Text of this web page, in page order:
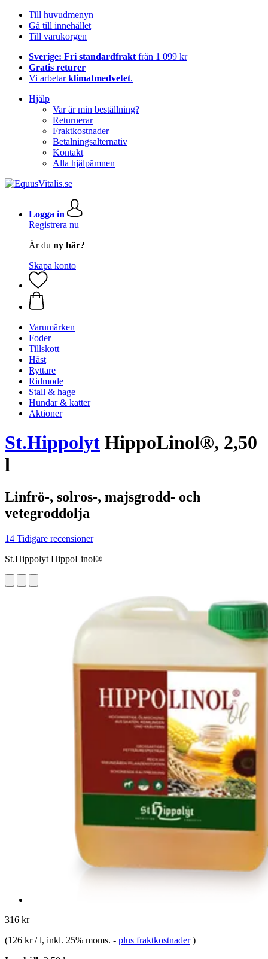
Till huvudmenyn
Gå till innehållet
Till varukorgen
Sverige: Fri standardfrakt från 1 099 kr
Gratis returer
Vi arbetarklimatmedvetet.
Hjälp
Var är min beställning?
Returnerar
Fraktkostnader
Betalningsalternativ
Kontakt
Alla hjälpämnen
Logga in
Registrera nu
Är du ny här?
Skapa konto
Varumärken
Foder
Tillskott
Häst
Ryttare
Ridmode
Stall & hage
Hundar & katter
Aktioner
St.Hippolyt HippoLinol®, 2,50
l
Linfrö-, solros-, majsgrodd- och
vetegroddolja
14 Tidigare recensioner
St.Hippolyt HippoLinol®
316 kr
(126 kr / l, inkl. 25% moms. - plus fraktkostnader )